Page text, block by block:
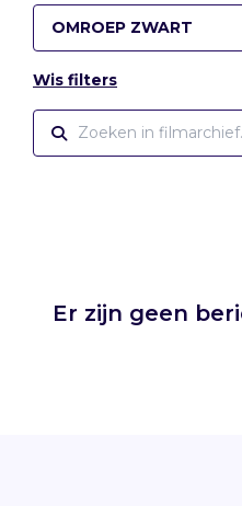
OMROEP ZWART
Wis filters
Er zijn geen